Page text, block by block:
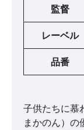
監督
レーベル
品番
子供たちに慕
まかのん）の